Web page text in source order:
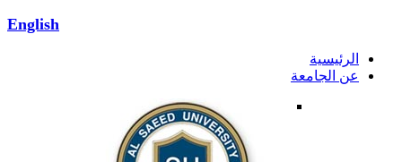
English
الرئيسية
عن الجامعة